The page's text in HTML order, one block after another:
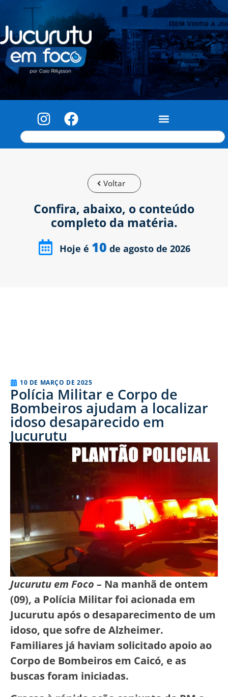
Voltar
Confira, abaixo, o conteúdo
completo da matéria.
Hoje é 10 de agosto de 2026
10 DE MARÇO DE 2025
Polícia Militar e Corpo de
Bombeiros ajudam a localizar
idoso desaparecido em
Jucurutu
Jucurutu em Foco – Na manhã de ontem
(09), a Polícia Militar foi acionada em
Jucurutu após o desaparecimento de um
idoso, que sofre de Alzheimer.
Familiares já haviam solicitado apoio ao
Corpo de Bombeiros em Caicó, e as
buscas foram iniciadas.